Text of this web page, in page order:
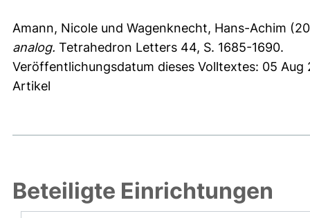
Amann, Nicole und Wagenknecht, Hans-Achim
analog. Tetrahedron Letters 44, S. 1685-1690.
Veröffentlichungsdatum dieses Volltextes: 05 Aug
Artikel
Beteiligte Einrichtungen